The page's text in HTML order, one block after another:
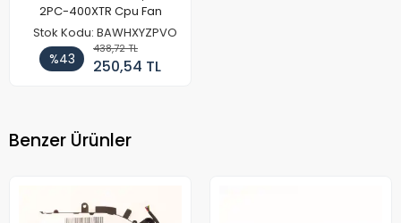
2PC-400XTR Cpu Fan
Stok Kodu: BAWHXYZPVO
%43
438,72 TL
250,54 TL
Benzer Ürünler